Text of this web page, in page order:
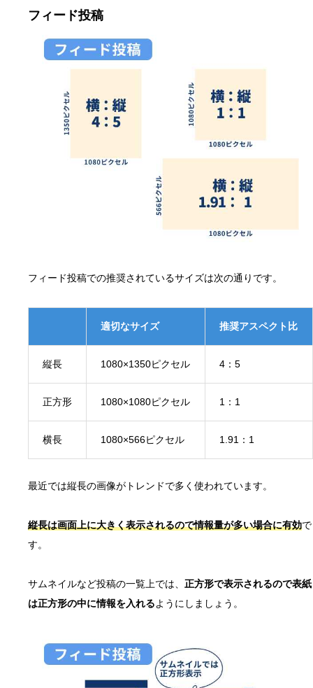
フィード投稿
フィード投稿での推奨されているサイズは次の通りです。
適切なサイズ 推奨アスペクト比
縦長 1080×1350ピクセル 4：5
正方形 1080×1080ピクセル 1：1
横長 1080×566ピクセル 1.91：1
最近では縦長の画像がトレンドで多く使われています。
縦長は画面上に大きく表示されるので情報量が多い場合に有効で
す。
サムネイルなど投稿の一覧上では、 正方形で表示されるので表紙
は正方形の中に情報を入れるようにしましょう。